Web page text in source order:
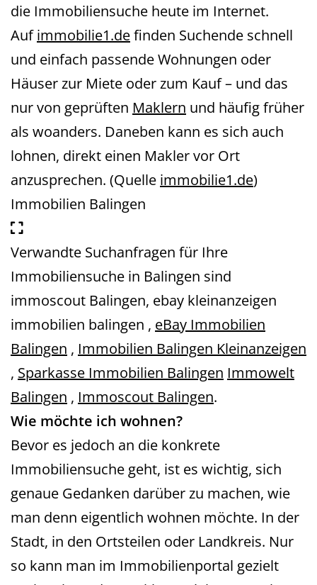
die Immobiliensuche heute im Internet.
Aufimmobilie1.definden Suchende schnell
und einfach passende Wohnungen oder
Häuser zur Miete oder zum Kauf – und das
nur von geprüften Maklern und häufig früher
als woanders. Daneben kann es sich auch
lohnen, direkt einen Makler vor Ort
anzusprechen. (Quelle immobilie1.de)
Immobilien Balingen
Verwandte Suchanfragen für Ihre
Immobiliensuche in Balingen sind
immoscout Balingen, ebay kleinanzeigen
immobilien balingen , eBay Immobilien
Balingen , Immobilien Balingen Kleinanzeigen
, Sparkasse Immobilien Balingen Immowelt
Balingen , Immoscout Balingen.
Wie möchte ich wohnen?
Bevor es jedoch an die konkrete
Immobiliensuche geht, ist es wichtig, sich
genaue Gedanken darüber zu machen, wie
man denn eigentlich wohnen möchte. In der
Stadt, in den Ortsteilen oder Landkreis. Nur
so kann man im Immobilienportal gezielt